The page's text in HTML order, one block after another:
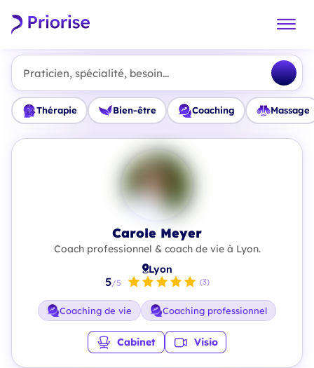
Praticien, spécialité, besoin...
Thérapie Bien-être Coaching Massage
Carole Meyer
Coach professionnel & coach de vie à Lyon.
Lyon
5/5 (3)
Coaching de vie Coaching professionnel
Cabinet Visio